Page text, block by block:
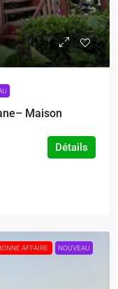
Maison
Détails
AFFAIRE NOUVEAU